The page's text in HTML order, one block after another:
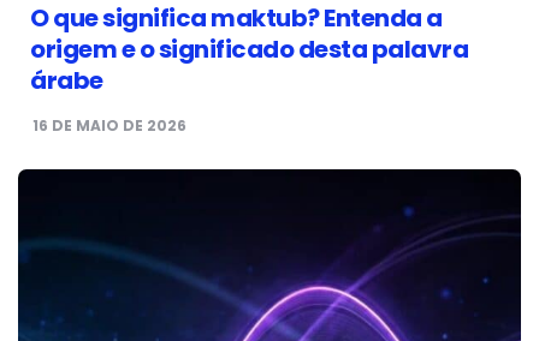
O que significa maktub? Entenda a
origem e o significado desta palavra
árabe
16 DE MAIO DE 2026